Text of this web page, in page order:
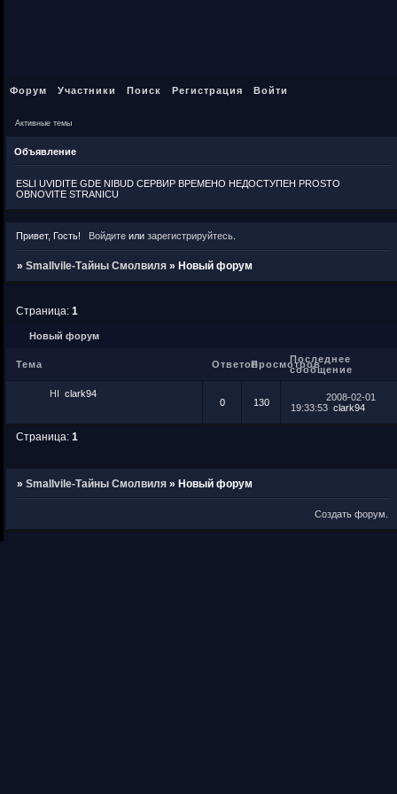
Форум Участники Поиск Регистрация Войти
Активные темы
Объявление
ESLI UVIDITE GDE NIBUD СЕРВИР ВРЕМЕНО НЕДОСТУПЕН PROSTO
OBNOVITE STRANICU
Привет, Гость! Войдитеили зарегистрируйтесь.
»Smallvile-Тайны Смолвиля » Новый форум
Новый форум
Страница:1
Тема ОтветовПросмотровПоследнее
сообщение
HI
clark94
0
130
2008-02-01
19:33:53 clark94
Страница:1
»Smallvile-Тайны Смолвиля » Новый форум
Создать форум.